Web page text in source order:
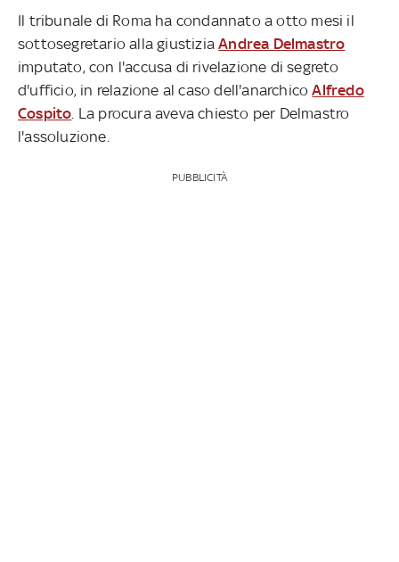
Il tribunale di Roma ha condannato a otto mesi il
sottosegretario alla giustiziaAndrea Delmastro
imputato, con l'accusa di rivelazione di segreto
d'ufficio, in relazione al caso dell'anarchicoAlfredo
Cospito . La procura aveva chiesto per Delmastro
l'assoluzione.
PUBBLICITÀ